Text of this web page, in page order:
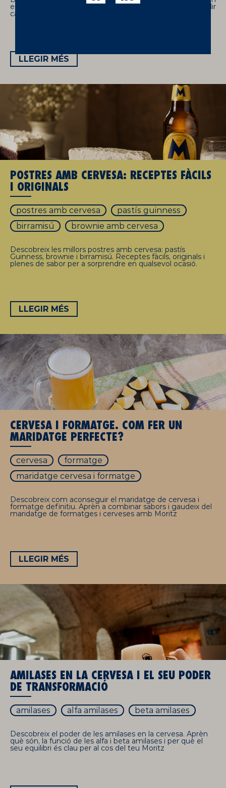
en l'aroma, l'escuma i el sabor. Aprèn quin triar per a gaudir
cada estil com un expert.
LLEGIR MÉS
POSTRES AMB CERVESA: RECEPTES FÀCILS
I ORIGINALS
postres amb cervesa
pastís guinness
birramisú
brownie amb cervesa
Descobreix les millors postres amb cervesa: pastís
Guinness, brownie i birramisú. Receptes fàcils, originals i
plenes de sabor per a sorprendre en qualsevol ocasió.
LLEGIR MÉS
CERVESA I FORMATGE. COM FER UN
MARIDATGE PERFECTE?
cervesa
formatge
maridatge cervesa i formatge
Descobreix com aconseguir el maridatge de cervesa i
formatge definitiu. Aprèn a combinar sabors i gaudeix del
maridatge de formatges i cerveses amb Moritz
LLEGIR MÉS
AMILASES EN LA CERVESA I EL SEU PODER
DE TRANSFORMACIÓ
amilases alfa amilases beta amilases
Descobreix el poder de les amilases en la cervesa. Aprèn
què són, la funció de les alfa i beta amilases i per què el
seu equilibri és clau per al cos del teu Moritz